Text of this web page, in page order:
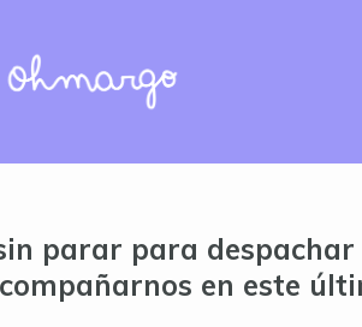
parar para despachar
en este